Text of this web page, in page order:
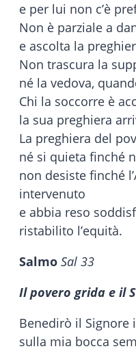
e per lui non c’è
Non è parziale a
e ascolta la
Non trascura la
né la vedova,
Chi la soccorre è
la sua preghiera
La preghiera del
né si quieta finché
non desiste finché
intervenuto
e abbia reso
ristabilito l’equità.
Salmo Sal 33
Il povero grida e il
Benedirò il Signore
sulla mia bocca